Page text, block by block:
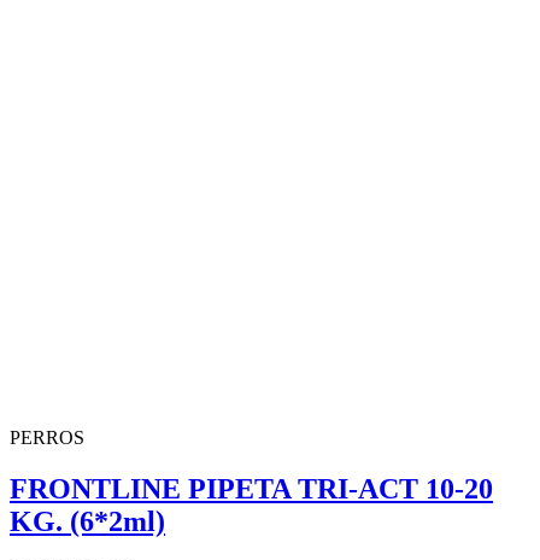
PERROS
FRONTLINE PIPETA TRI-ACT 10-20
KG. (6*2ml)